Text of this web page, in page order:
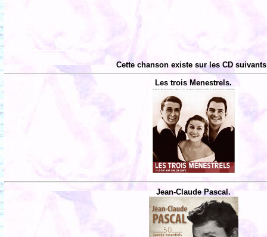
Cette chanson existe sur les CD
Les trois Menestrels.
Jean-Claude Pascal.